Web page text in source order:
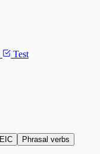
Test
Phrasal verbs